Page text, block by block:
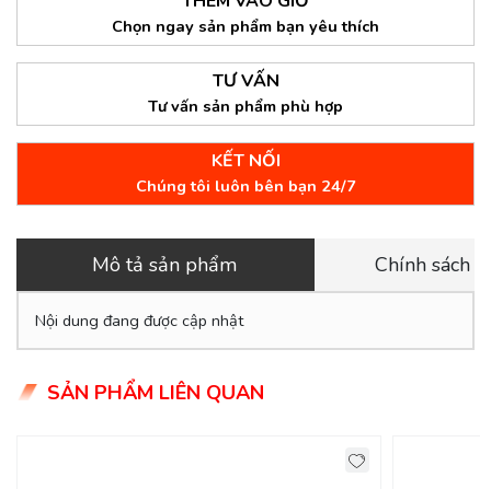
Chọn ngay sản phẩm bạn yêu thích
TƯ VẤN
Tư vấn sản phẩm phù hợp
KẾT NỐI
Chúng tôi luôn bên bạn 24/7
Mô tả sản phẩm Chính sách
Nội dung đang được cập nhật
SẢN PHẨM LIÊN QUAN